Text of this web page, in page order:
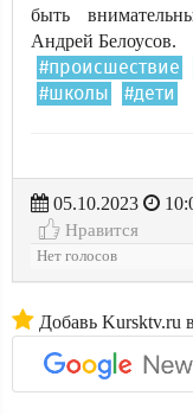
быть
Андрей Белоусов.
#происшествие
#школы
#дети
05.10.2023
Нравится
Нет голосов
Добавь Kursktv.ru